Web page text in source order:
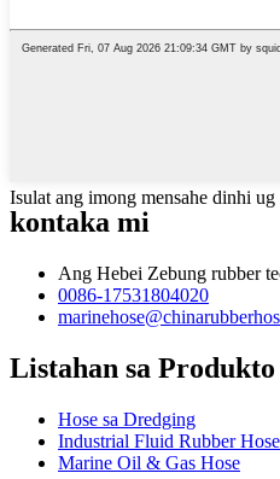
Isulat ang imong mensahe dinhi
kontaka mi
Ang Hebei Zebung rubber
0086-17531804020
Listahan sa Produkto
Hose sa Dredging
Industrial Fluid Rubber Hose
Marine Oil & Gas Hose